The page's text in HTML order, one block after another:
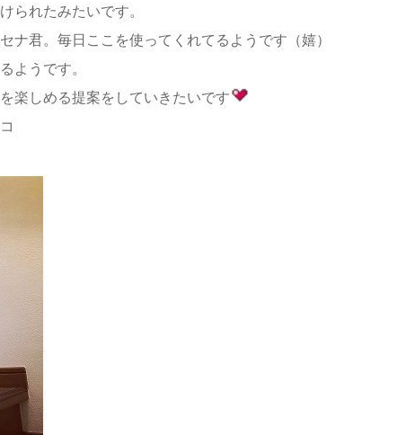
られたみたいです。
ナ君。毎日ここを使ってくれてるようです（嬉）
ようです。
楽しめる提案をしていきたいです